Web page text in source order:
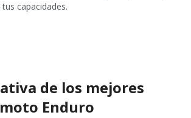
capacidades.
de los mejores
Enduro